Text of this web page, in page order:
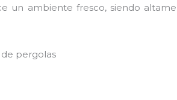
un ambiente fresco, siendo
pergolas